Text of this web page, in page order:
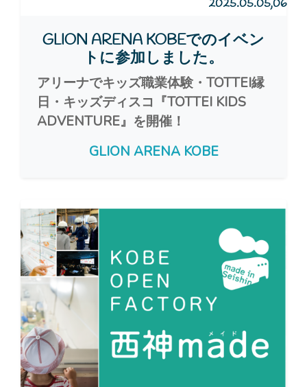
2025.05.05,06
GLION ARENA KOBEでのイベン
トに参加しました。
アリーナでキッズ職業体験・TOTTEI縁
日・キッズディスコ『TOTTEI KIDS
ADVENTURE』を開催！
GLION ARENA KOBE